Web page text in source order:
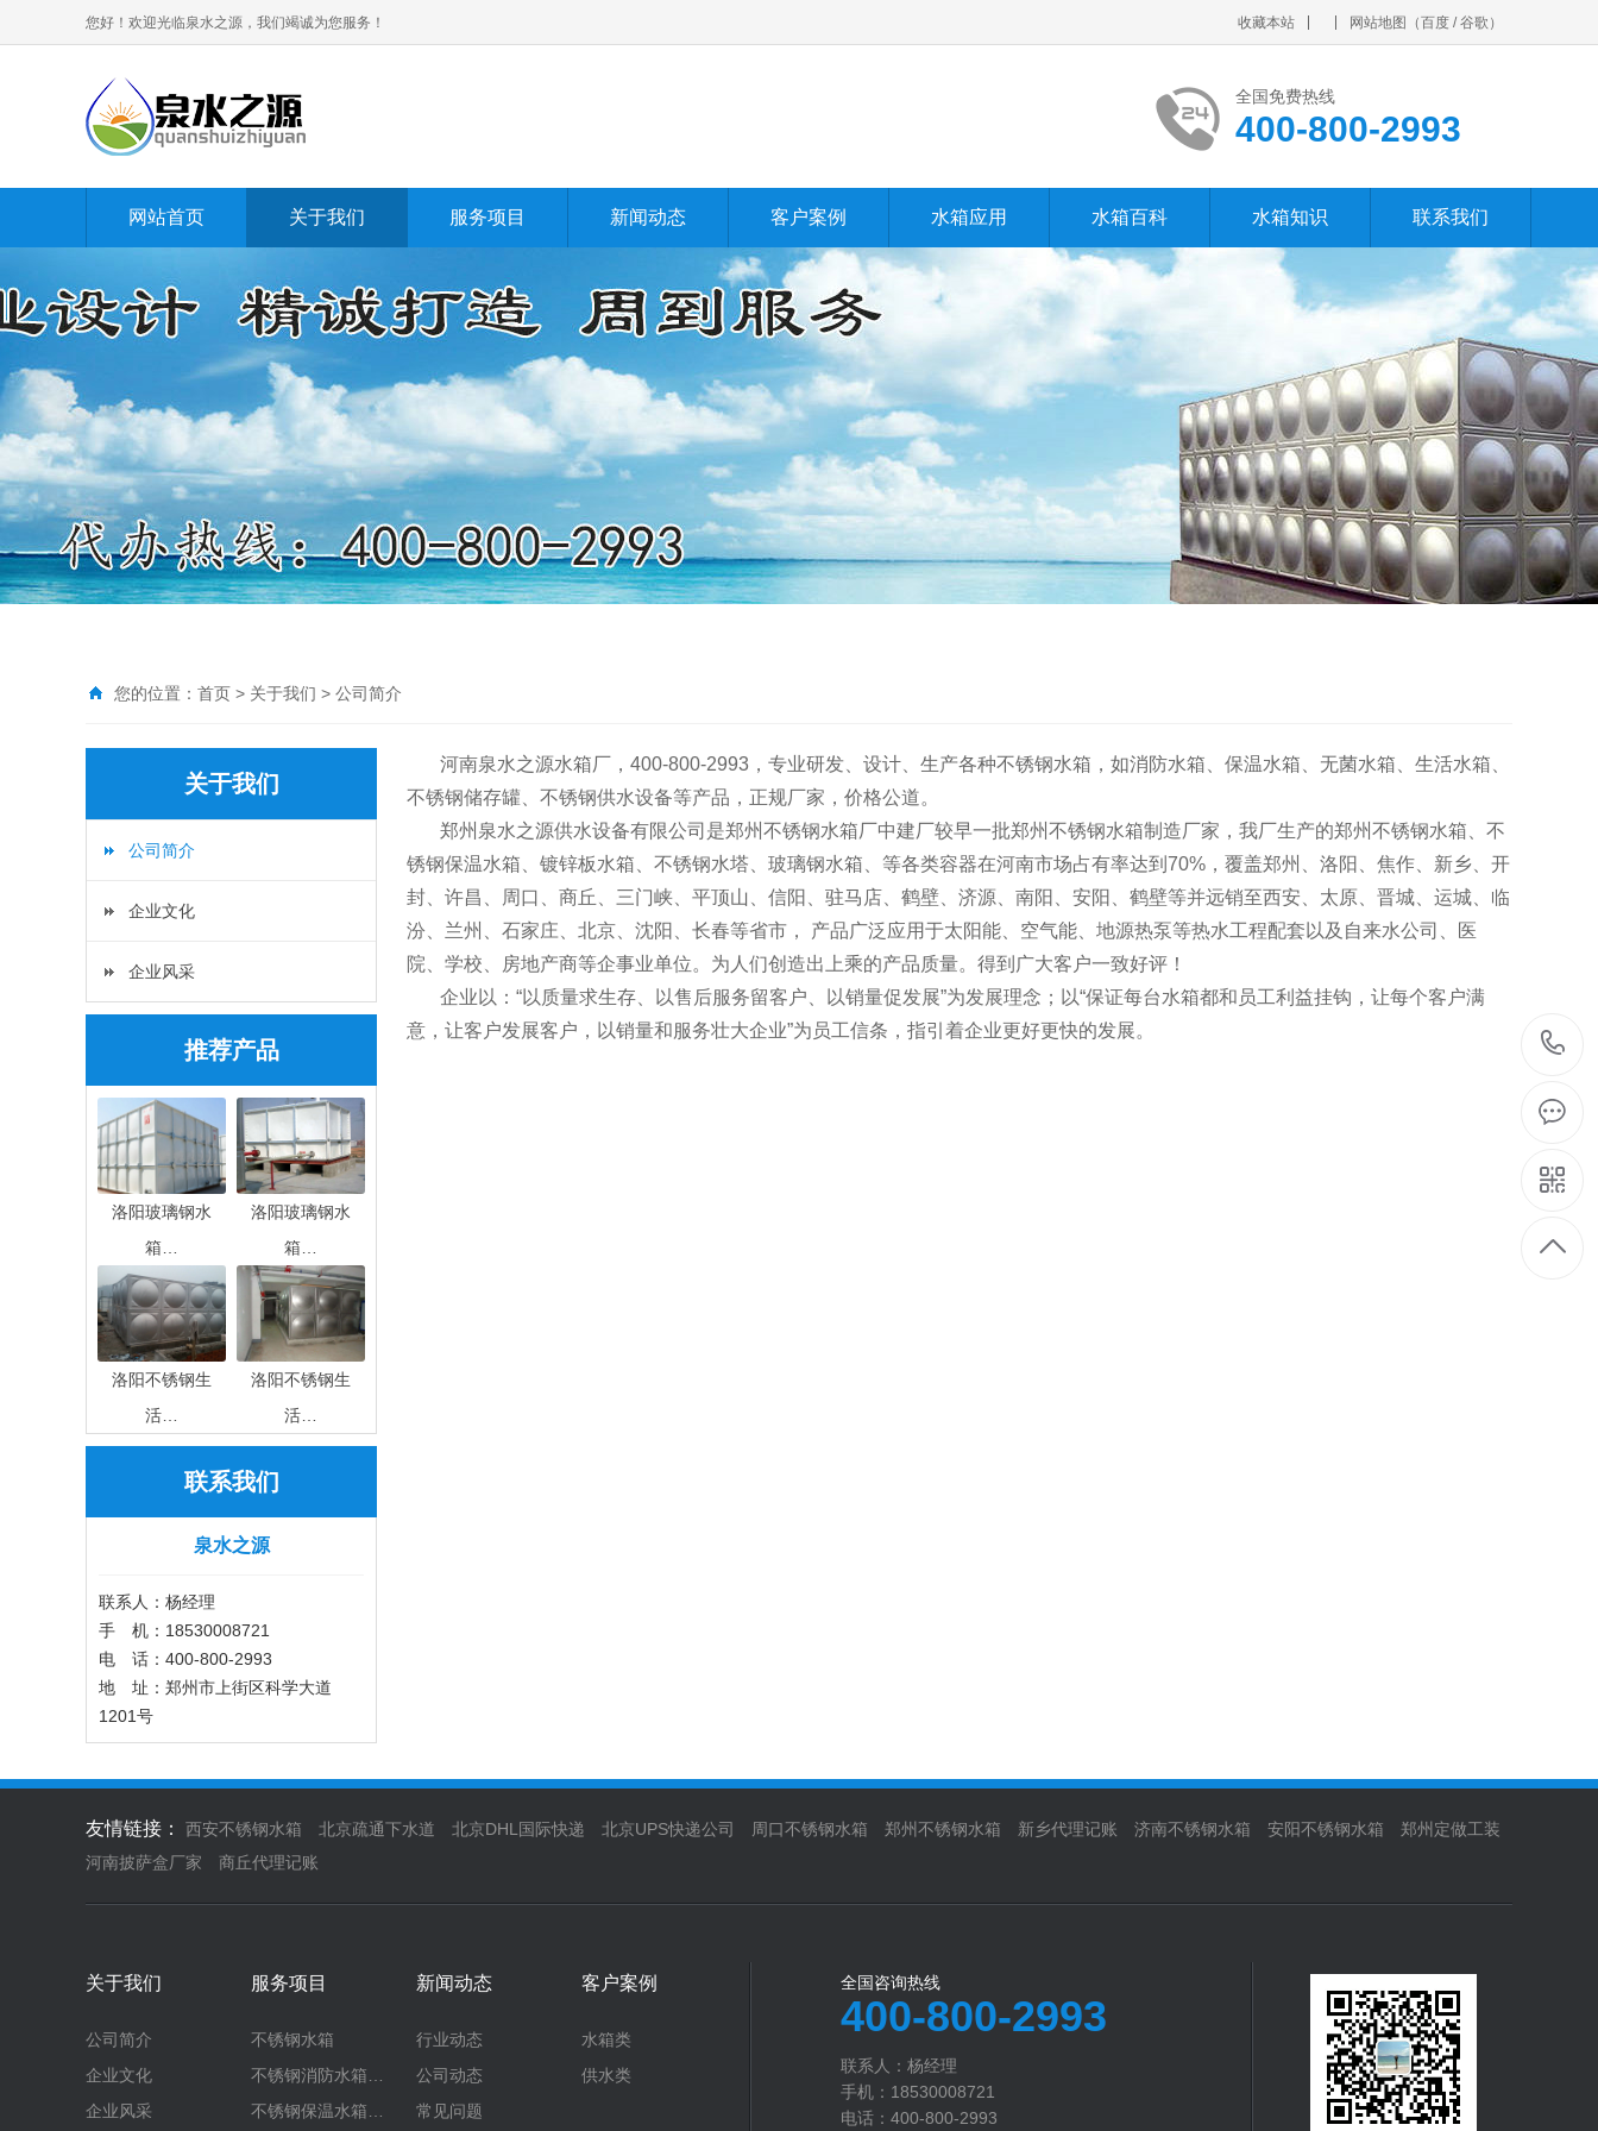
您好！欢迎光临泉水之源，我们竭诚为您服务！ 收藏本站 网站地图 （百度 /谷歌 ）
全国免费热线
400-800-2993
网站首页 关于我们 服务项目 新闻动态 客户案例 水箱应用 水箱百科 水箱知识 联系我们
您的位置： 首页 > 关于我们 > 公司简介
关于我们
公司简介
企业文化
企业风采
推荐产品
洛阳玻璃钢水
箱…
洛阳玻璃钢水
箱…
洛阳不锈钢生
活…
洛阳不锈钢生
活…
联系我们
泉水之源
联系人：杨经理
手 机：18530008721
电 话：400-800-2993
地 址：郑州市上街区科学大道
1201号
河南泉水之源水箱厂，400-800-2993，专业研发、设计、生产各种不锈钢水箱，如消防水箱、保温水箱、无菌水箱、生活水箱、
不锈钢储存罐、不锈钢供水设备等产品，正规厂家，价格公道。
郑州泉水之源供水设备有限公司是郑州不锈钢水箱厂中建厂较早一批郑州不锈钢水箱制造厂家，我厂生产的郑州不锈钢水箱、不
锈钢保温水箱、镀锌板水箱、不锈钢水塔、玻璃钢水箱、等各类容器在河南市场占有率达到70%，覆盖郑州、洛阳、焦作、新乡、开
封、许昌、周口、商丘、三门峡、平顶山、信阳、驻马店、鹤壁、济源、南阳、安阳、鹤壁等并远销至西安、太原、晋城、运城、临
汾、兰州、石家庄、北京、沈阳、长春等省市， 产品广泛应用于太阳能、空气能、地源热泵等热水工程配套以及自来水公司、医
院、学校、房地产商等企事业单位。为人们创造出上乘的产品质量。得到广大客户一致好评！
企业以：“以质量求生存、以售后服务留客户、以销量促发展”为发展理念；以“保证每台水箱都和员工利益挂钩，让每个客户满
意，让客户发展客户，以销量和服务壮大企业”为员工信条，指引着企业更好更快的发展。
友情链接： 西安不锈钢水箱 北京疏通下水道 北京DHL国际快递 北京UPS快递公司 周口不锈钢水箱 郑州不锈钢水箱 新乡代理记账 济南不锈钢水箱 安阳不锈钢水箱
郑州定做工装
河南披萨盒厂家
商丘代理记账
关于我们
公司简介
企业文化
企业风采
服务项目
不锈钢水箱
不锈钢消防水箱…
不锈钢保温水箱…
新闻动态
行业动态
公司动态
常见问题
客户案例
水箱类
供水类
全国咨询热线
400-800-2993
联系人：杨经理‬
手机：18530008721
电话：400-800-2993